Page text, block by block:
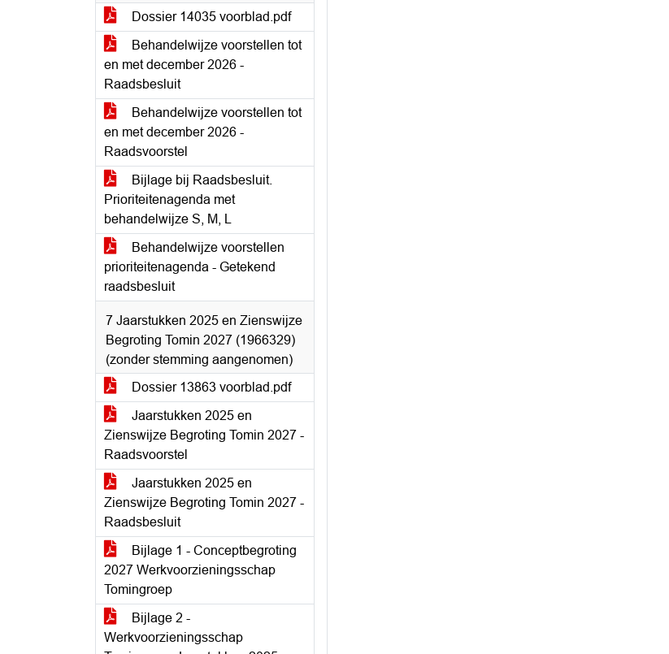
Dossier 14035 voorblad.pdf
Behandelwijze voorstellen tot
en met december 2026 -
Raadsbesluit
Behandelwijze voorstellen tot
en met december 2026 -
Raadsvoorstel
Bijlage bij Raadsbesluit.
Prioriteitenagenda met
behandelwijze S, M, L
Behandelwijze voorstellen
prioriteitenagenda - Getekend
raadsbesluit
7 Jaarstukken 2025 en Zienswijze
Begroting Tomin 2027 (1966329)
(zonder stemming aangenomen)
Dossier 13863 voorblad.pdf
Jaarstukken 2025 en
Zienswijze Begroting Tomin 2027 -
Raadsvoorstel
Jaarstukken 2025 en
Zienswijze Begroting Tomin 2027 -
Raadsbesluit
Bijlage 1 - Conceptbegroting
2027 Werkvoorzieningsschap
Tomingroep
Bijlage 2 -
Werkvoorzieningsschap